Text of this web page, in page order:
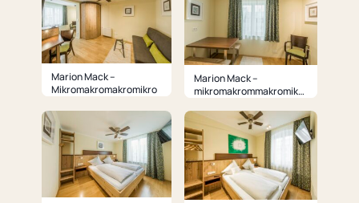
Marion Mack –
Mikromakromakromikro
Marion Mack –
mikromakrommakromikro